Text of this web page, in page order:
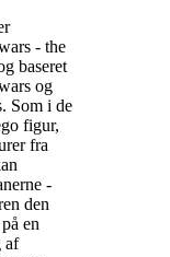
- the
baseret
og
Som i de
figur,
fra
-
den
en
af